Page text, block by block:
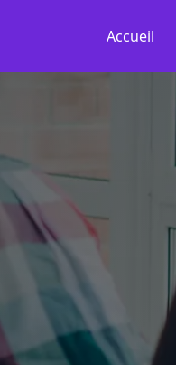
Accueil